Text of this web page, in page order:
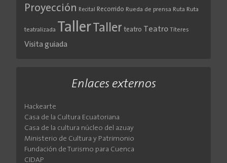
Proyección Recital Recorrido Rueda de prensa Ruta Ruta
teatralizada TallerTaller teatro Teatro Títeres
Visita guiada
Enlaces externos
Hackearte
Casa de la Cultura Ecuatoriana
Casa de la cultura núcleo del azuay
Ministerio de Cultura y Patrimonio
Fundación de Turismo para Cuenca
CIDAP